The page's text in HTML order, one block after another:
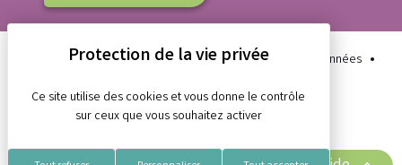
Plan du site Aide et accessibilité
Protection des données
Gestion des cookies
Mentions légales
Ce site utilise des cookies et vous donne le contrôle
sur ceux que vous souhaitez activer